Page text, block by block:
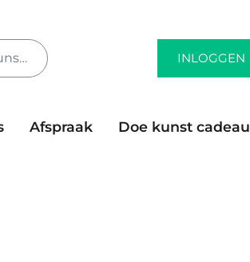
INLOGGEN
Afspraak
Doe kunst cadeau